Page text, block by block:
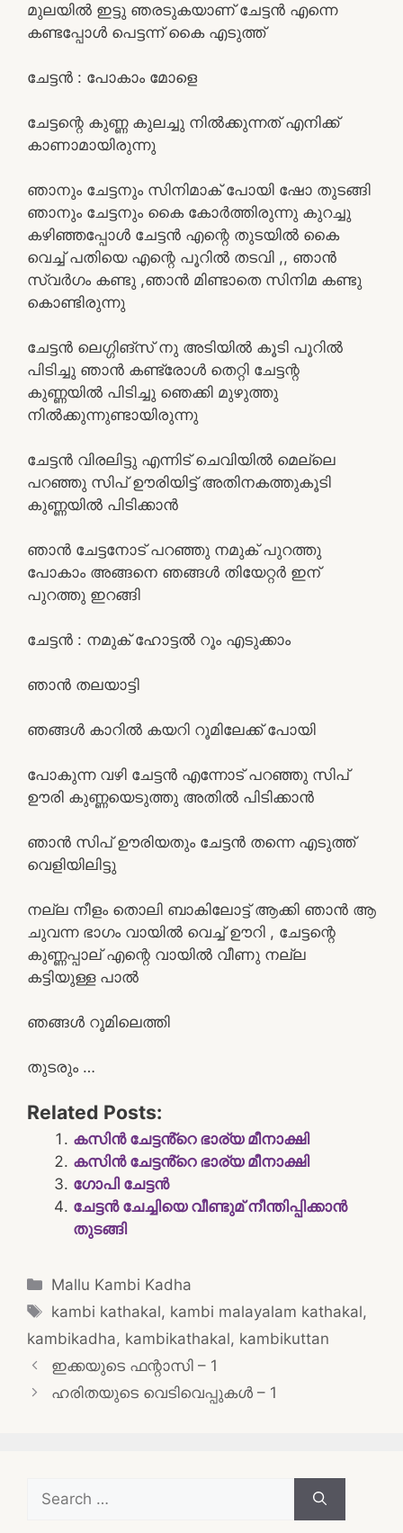
മുലയിൽ ഇട്ടു ഞരടുകയാണ് ചേട്ടൻ എന്നെ
കണ്ടപ്പോൾ പെട്ടന്ന് കൈ എടുത്ത്
ചേട്ടൻ : പോകാം മോളെ
ചേട്ടന്റെ കുണ്ണ കുലച്ചു നിൽക്കുന്നത് എനിക്ക്
കാണാമായിരുന്നു
ഞാനും ചേട്ടനും സിനിമാക് പോയി ഷോ തുടങ്ങി
ഞാനും ചേട്ടനും കൈ കോർത്തിരുന്നു കുറച്ചു
കഴിഞ്ഞപ്പോൾ ചേട്ടൻ എന്റെ തുടയിൽ കൈ
വെച്ച് പതിയെ എന്റെ പൂറിൽ തടവി ,, ഞാൻ
സ്വർഗം കണ്ടു ,ഞാൻ മിണ്ടാതെ സിനിമ കണ്ടു
കൊണ്ടിരുന്നു
ചേട്ടൻ ലെഗ്ഗിങ്‌സ് നു അടിയിൽ കൂടി പൂറിൽ
പിടിച്ചു ഞാൻ കണ്ട്രോൾ തെറ്റി ചേട്ടന്റ
കുണ്ണയിൽ പിടിച്ചു ഞെക്കി മുഴുത്തു
നിൽക്കുന്നുണ്ടായിരുന്നു
ചേട്ടൻ വിരലിട്ടു എന്നിട് ചെവിയിൽ മെല്ലെ
പറഞ്ഞു സിപ് ഊരിയിട്ട് അതിനകത്തുകൂടി
കുണ്ണയിൽ പിടിക്കാൻ
ഞാൻ ചേട്ടനോട് പറഞ്ഞു നമുക് പുറത്തു
പോകാം അങ്ങനെ ഞങ്ങൾ തിയേറ്റർ ഇന്
പുറത്തു ഇറങ്ങി
ചേട്ടൻ : നമുക് ഹോട്ടൽ റൂം എടുക്കാം
ഞാൻ തലയാട്ടി
ഞങ്ങൾ കാറിൽ കയറി റൂമിലേക്ക് പോയി
പോകുന്ന വഴി ചേട്ടൻ എന്നോട് പറഞ്ഞു സിപ്
ഊരി കുണ്ണയെടുത്തു അതിൽ പിടിക്കാൻ
ഞാൻ സിപ് ഊരിയതും ചേട്ടൻ തന്നെ എടുത്ത്
വെളിയിലിട്ടു
നല്ല നീളം തൊലി ബാകിലോട്ട് ആക്കി ഞാൻ ആ
ചുവന്ന ഭാഗം വായിൽ വെച്ച് ഊറി , ചേട്ടന്റെ
കുണ്ണപ്പാല് എന്റെ വായിൽ വീണു നല്ല
കട്ടിയുള്ള പാൽ
ഞങ്ങൾ റൂമിലെത്തി
തുടരും …
Related Posts:
കസിൻ ചേട്ടൻ്റെ ഭാര്യ മീനാക്ഷി
കസിൻ ചേട്ടൻ്റെ ഭാര്യ മീനാക്ഷി
ഗോപി ചേട്ടൻ
ചേട്ടൻ ചേച്ചിയെ വീണ്ടുമ് നീന്തിപ്പിക്കാൻ
തുടങ്ങി
Categories
Mallu Kambi Kadha
Tags
kambi kathakal, kambi malayalam kathakal,
kambikadha, kambikathakal, kambikuttan
Post
navigation
ഇക്കയുടെ ഫന്റാസി – 1
ഹരിതയുടെ വെടിവെപ്പുകൾ – 1
Search
for: